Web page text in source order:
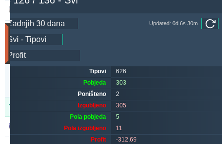
Updated: 0d 6s 30m
Tipovi
Pobjeda
Poništeno
Izgubljeno
Pola pobjeda
Pola izgubljeno
626
303
2
305
5
11
Profit
-312.69
(Zadnjih
dana)
Tipster Poništeno Izgubljeno
40 176